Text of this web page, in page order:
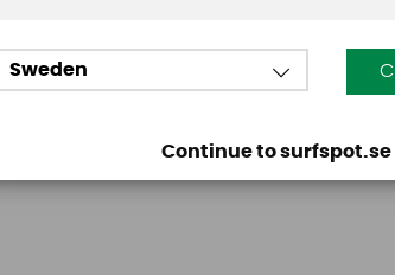
Sweden
Continue to surfspot.se